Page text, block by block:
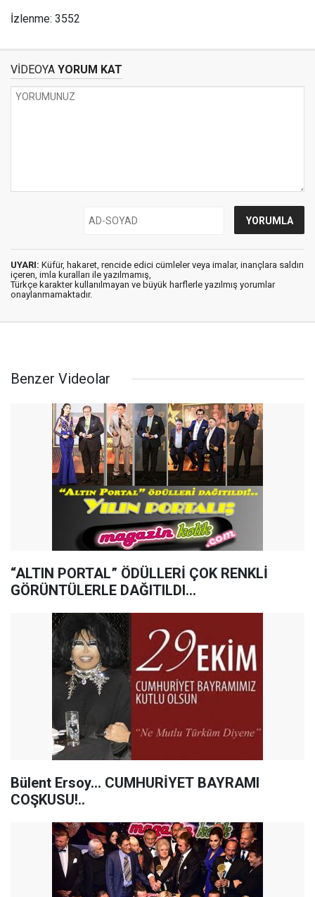
İzlenme: 3552
VİDEOYA YORUM KAT
UYARI: Küfür, hakaret, rencide edici cümleler veya imalar, inançlara saldırı
içeren, imla kuralları ile yazılmamış,
Türkçe karakter kullanılmayan ve büyük harflerle yazılmış yorumlar
onaylanmamaktadır.
Benzer Videolar
“ALTIN PORTAL” ÖDÜLLERİ ÇOK RENKLİ
GÖRÜNTÜLERLE DAĞITILDI…
Bülent Ersoy... CUMHURİYET BAYRAMI
COŞKUSU!..